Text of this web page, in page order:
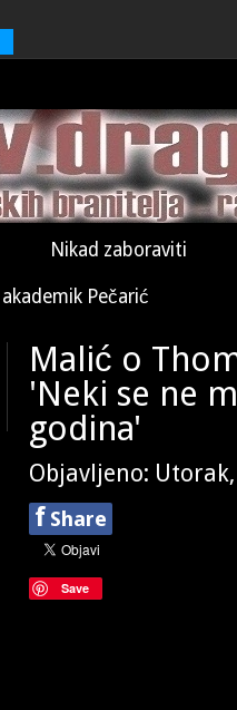
Nikad zaboraviti
akademik Pečarić
Malić o
'Neki se ne
godina'
Objavljeno:
f Share
Save